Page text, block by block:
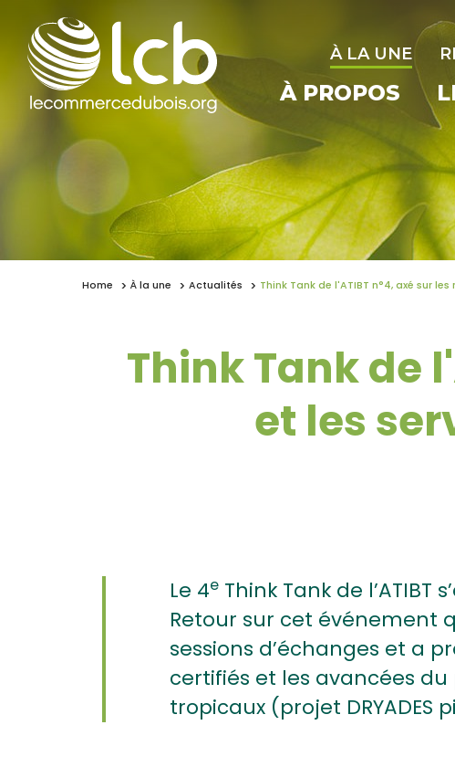
À LA UNE
À PROPOS
Home À la une Actualités Think Tank de l'ATIBT n°4, axé sur
Think Tank de
et les
Le 4e Think Tank de
Retour sur cet événement
sessions d’échanges et a
certifiés et les avancées
tropicaux (projet DRYADES